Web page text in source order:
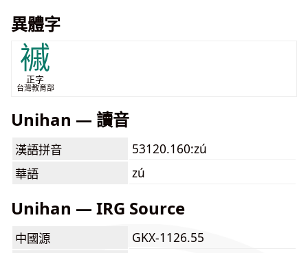
異體字
䙘
正字
台灣教育部
Unihan — 讀音
漢語拼音
53120.160:zú
華語
zú
Unihan — IRG Source
中國源
GKX-1126.55